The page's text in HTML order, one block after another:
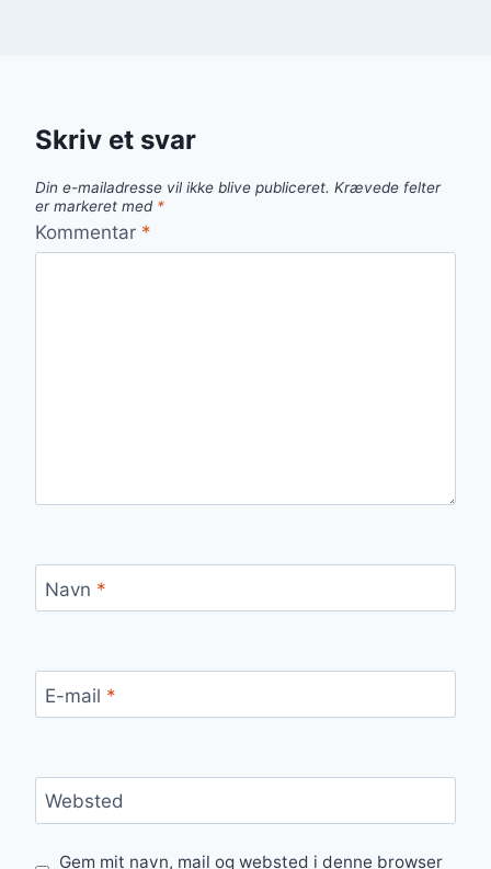
Skriv et svar
Din e-mailadresse vil ikke blive publiceret. Krævede felter
er markeret med *
Kommentar *
Navn *
E-mail *
Websted
Gem mit navn, mail og websted i denne browser